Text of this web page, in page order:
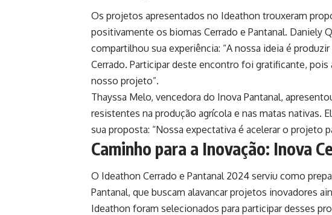
Os projetos apresentados no Ideathon trouxeram
positivamente os biomas Cerrado e Pantanal. Daniely
compartilhou sua experiência: “A nossa ideia é
Cerrado. Participar deste encontro foi gratificante,
nosso projeto”.
Thayssa Melo, vencedora do Inova Pantanal,
resistentes na produção agrícola e nas matas nativas.
sua proposta: “Nossa expectativa é acelerar o projeto
Caminho para a Inovação: Inova
O Ideathon Cerrado e Pantanal 2024 serviu como
Pantanal, que buscam alavancar projetos inovadores
Ideathon foram selecionados para participar desses